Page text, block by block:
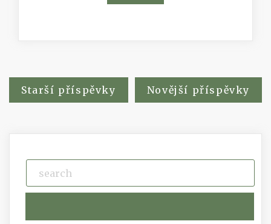
Navigace
Starší příspěvky Novější příspěvky